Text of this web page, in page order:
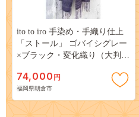
ito to iro 手染め・手織り仕上
「ストール」 ゴバイシグレー
×ブラック・変化織り（大判）
74,000 円
福岡県朝倉市